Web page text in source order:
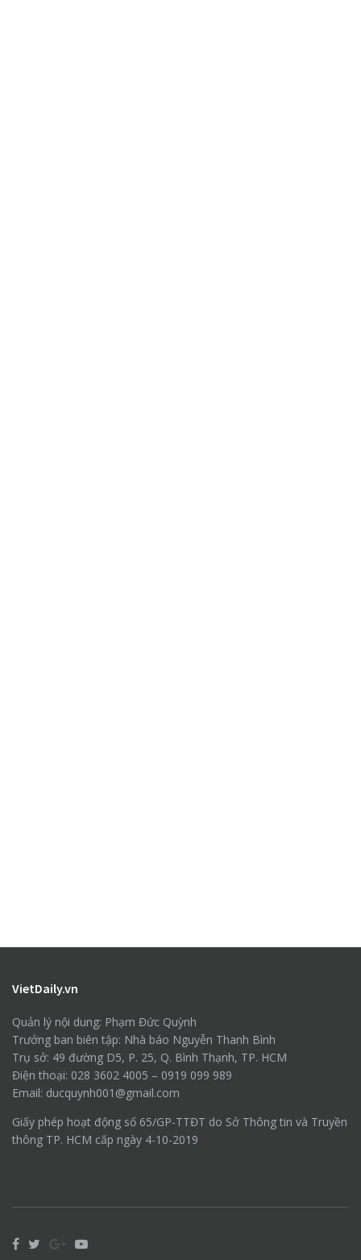
VietDaily.vn
Quản lý nội dung: Phạm Đức Quỳnh
Trưởng ban biên tập: Nhà báo Nguyễn Thanh Bình
Trụ sở: 49 đường D5, P. 25, Q. Bình Thạnh, TP. HCM
Điện thoại: 028 3602 4005 – 0919 099 989
Email: ducquynh001@gmail.com
Giấy phép hoạt động số 65/GP-TTĐT do Sở Thông tin và Truyền
thông TP. HCM cấp ngày 4-10-2019